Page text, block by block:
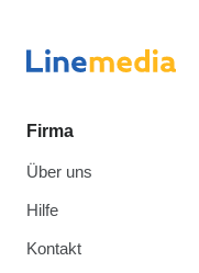
Firma
Über uns
Hilfe
Kontakt